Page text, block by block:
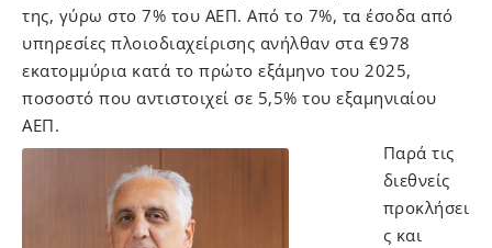
της, γύρω στο 7% του ΑΕΠ. Από το 7%, τα έσοδα από
υπηρεσίες πλοιοδιαχείρισης ανήλθαν στα €978
εκατομμύρια κατά το πρώτο εξάμηνο του 2025,
ποσοστό που αντιστοιχεί σε 5,5% του εξαμηνιαίου
ΑΕΠ.
Παρά τις
διεθνείς
προκλήσει
ς και